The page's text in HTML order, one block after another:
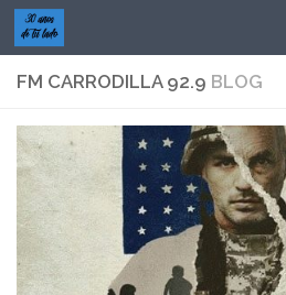
Saltar al contenido
FM CARRODILLA 92.9 BLOG